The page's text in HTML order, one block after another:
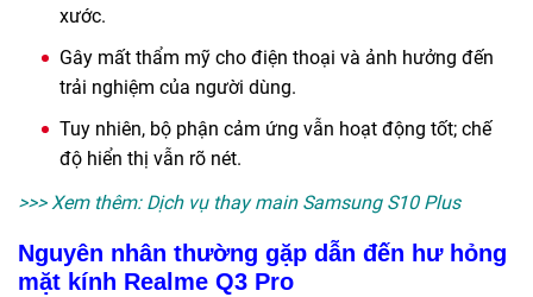
xước.
Gây mất thẩm mỹ cho điện thoại và ảnh hưởng đến
trải nghiệm của người dùng.
Tuy nhiên, bộ phận cảm ứng vẫn hoạt động tốt; chế
độ hiển thị vẫn rõ nét.
>>> Xem thêm: Dịch vụ thay main Samsung S10 Plus
Nguyên nhân thường gặp dẫn đến hư hỏng
mặt kính Realme Q3 Pro